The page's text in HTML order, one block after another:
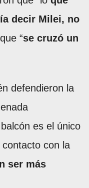
decir Milei, no
“se cruzó un
defendieron la
es el único
con la
ser más